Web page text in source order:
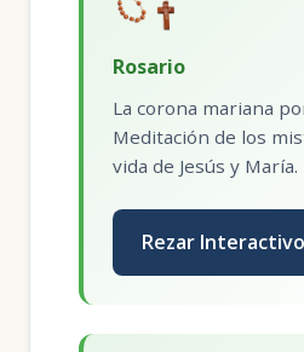
Rosario
La corona mariana
Meditación de los
vida de Jesús y María.
Rezar